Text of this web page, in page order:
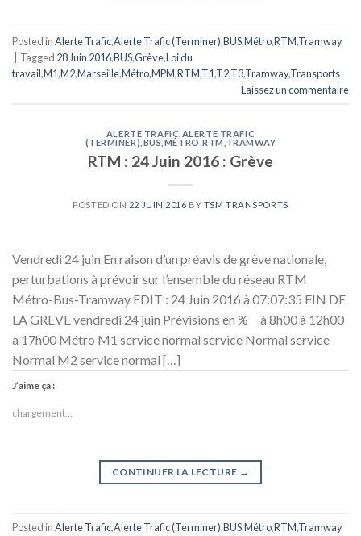
Posted inAlerte Trafic,Alerte Trafic (Terminer),BUS,Métro,RTM,Tramway
Tagged 28 Juin 2016,BUS,Grève,Loi du
travail,M1,M2,Marseille,Métro,MPM,RTM,T1,T2,T3,Tramway,Transports
Laissez un commentaire
ALERTE TRAFIC ALERTE TRAFIC
(TERMINER) BUS MÉTRO ,RTM TRAMWAY
RTM : 24 Juin 2016 : Grève
POSTED ON 22 JUIN 2016 BY TSM TRANSPORTS
Vendredi 24 juin En raison d’un préavis de grève nationale,
perturbations à prévoir sur l’ensemble du réseau RTM
Métro-Bus-Tramway EDIT : 24 Juin 2016 à 07:07:35 FIN DE
LA GREVE vendredi 24 juin Prévisions en % à 8h00 à 12h00
à 17h00 Métro M1 service normal service Normal service
Normal M2 service normal […]
J’aime ça :
chargement…
CONTINUER LA LECTURE →
Posted inAlerte Trafic,Alerte Trafic (Terminer),BUS,Métro,RTM,Tramway